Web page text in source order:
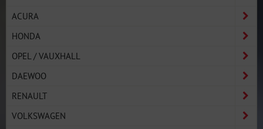
ACURA
HONDA
OPEL / VAUXHALL
DAEWOO
RENAULT
VOLKSWAGEN